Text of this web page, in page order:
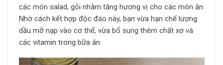
các món salad, gỏi nhằm tăng hương vị cho các món ăn.
Nhờ cách kết hợp độc đáo này, bạn vừa hạn chế lượng
dầu mỡ nạp vào cơ thể, vừa bổ sung thêm chất xơ và
các vitamin trong bữa ăn.